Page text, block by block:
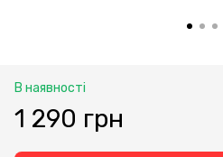
В наявності
1 290 грн